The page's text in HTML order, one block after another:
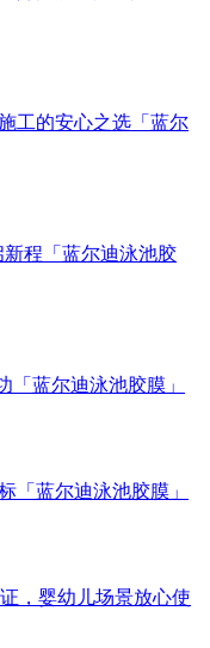
工的安心之选「蓝尔
程「蓝尔迪泳池胶
「蓝尔迪泳池胶膜」
「蓝尔迪泳池胶膜」
，婴幼儿场景放心使